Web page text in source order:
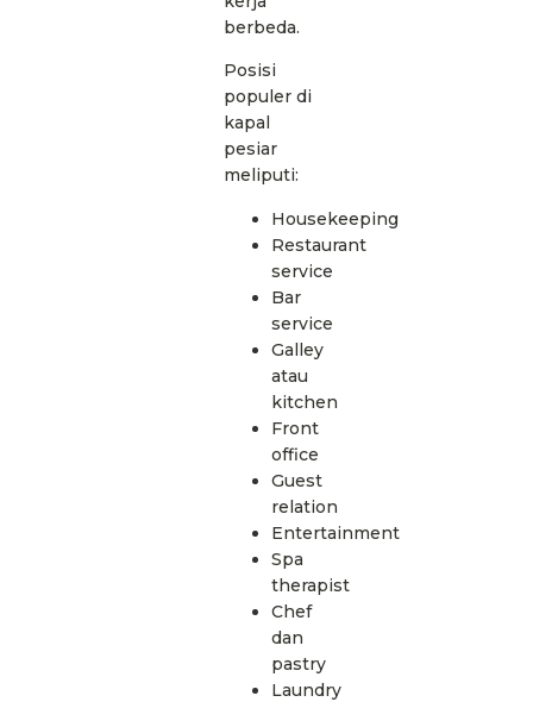
berbeda.
Posisi
populer di
kapal
pesiar
meliputi:
Housekeeping
Restaurant
service
Bar
service
Galley
atau
kitchen
Front
office
Guest
relation
Entertainment
Spa
therapist
Chef
dan
pastry
Laundry